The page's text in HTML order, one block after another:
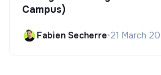
Campus)
Fabien Secherre•21 March